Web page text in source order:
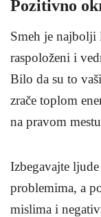
Pozitivno
Smeh je najbolji
raspoloženi i
Bilo da su to
zrače toplom
na pravom
Izbegavajte
problemima, a
mislima i